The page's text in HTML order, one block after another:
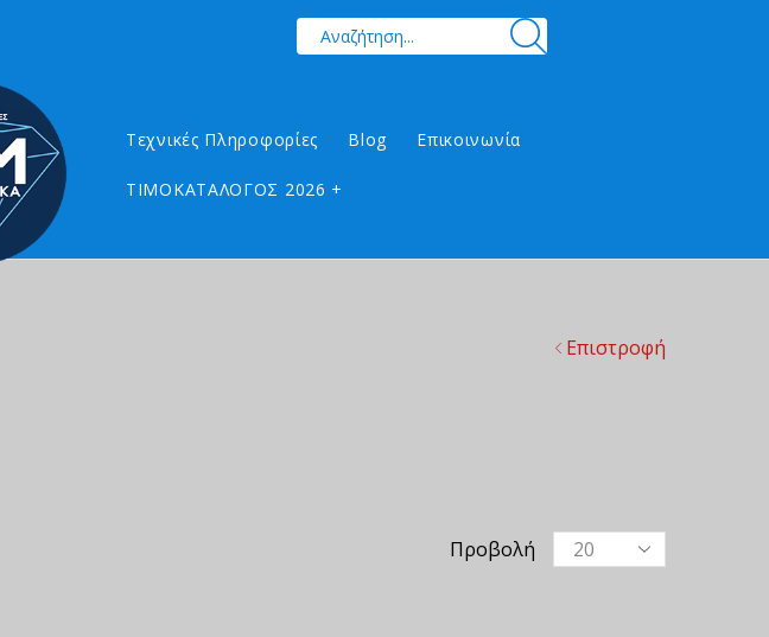
Τεχνικές Πληροφορίες Blog Επικοινωνία
ΤΙΜΟΚΑΤΑΛΟΓΟΣ 2026 +
Επιστροφή
Προβολή